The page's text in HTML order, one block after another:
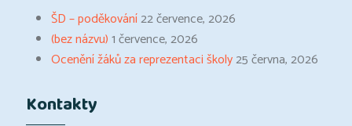
ŠD – poděkování22 července, 2026
(bez názvu)1 července, 2026
Ocenění žáků za reprezentaci školy25 června, 2026
Kontakty